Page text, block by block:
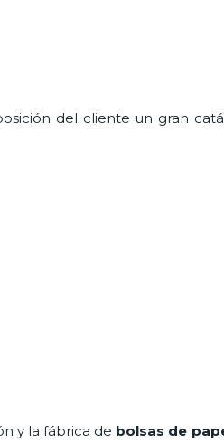
del cliente un gran
y la fábrica de bolsas de